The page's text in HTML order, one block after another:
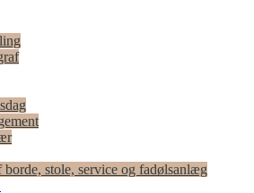
stole, service og fadølsanlæg